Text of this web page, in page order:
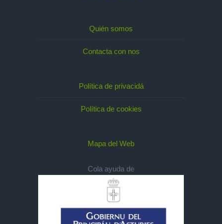
Quién somos
Contacta con nos
Política de privacidá
Política de cookies
Mapa del Web
Cola ayuda de